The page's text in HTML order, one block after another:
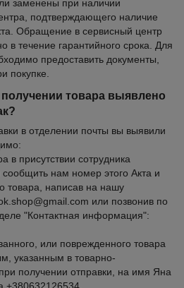
заменены при наличии
подтверждающего наличие
Обращение в сервисный центр
в течение гарантийного срока. Для
предоставить документы,
покупке.
товара выявлено
в отделении почты вы выявили
в присутствии сотрудника
нам номер этого Акта и
товара, написав на нашу
или позвонив по
"Контактная информация":
или поврежденного товара
указанным в товарно-
получении отправки, на имя Яна